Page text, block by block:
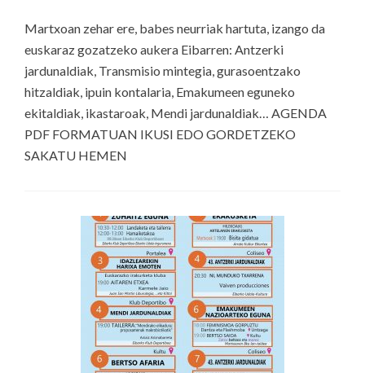
Martxoan zehar ere, babes neurriak hartuta, izango da
euskaraz gozatzeko aukera Eibarren: Antzerki
jardunaldiak, Transmisio mintegia, gurasoentzako
hitzaldiak, ipuin kontalaria, Emakumeen eguneko
ekitaldiak, ikastaroak, Mendi jardunaldiak… AGENDA
PDF FORMATUAN IKUSI EDO GORDETZEKO
SAKATU HEMEN